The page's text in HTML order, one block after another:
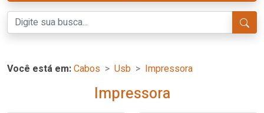
Você está em:Cabos Usb Impressora
Impressora